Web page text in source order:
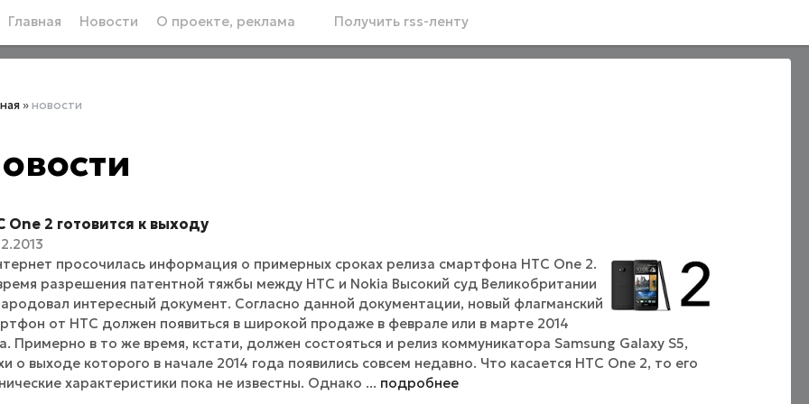
Главная Новости О проекте, реклама Получить rss-ленту
»новости
One 2 готовится к выходу
просочилась информация о примерных сроках релиза смартфона HTC One 2.
разрешения патентной тяжбы между HTC и Nokia Высокий суд Великобритании
интересный документ. Согласно данной документации, новый флагманский
от HTC должен появиться в широкой продаже в феврале или в марте 2014
Примерно в то же время, кстати, должен состояться и релиз коммуникатора Samsung Galaxy S5,
о выходе которого в начале 2014 года появились совсем недавно. Что касается HTC One 2, то его
характеристики пока не известны. Однако ... подробнее